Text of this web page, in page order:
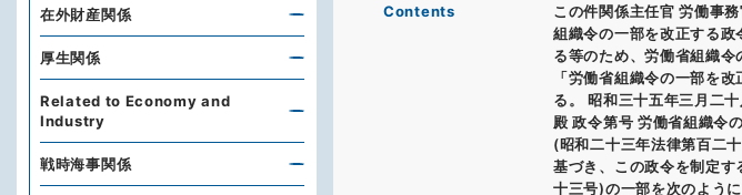
Contents
この件関係主任官 労働事
組織令の一部を改正する
る等のため、労働省組織
「労働省組織令の一部を
る。 昭和三十五年三月二
殿 政令第号 労働省組織令
(昭和二十三年法律第百二
基づき、この政令を制定
十三号)の一部を次のよう
在外財産関係
厚生関係
Related to Economy and
Industry
戦時海事関係